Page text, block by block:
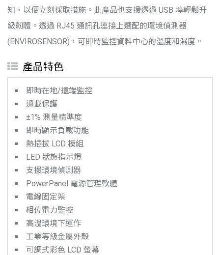
知，以便立刻採取措施。此產品也支援透過 USB 埠輕鬆升
級韌體。透過 RJ45 通訊孔連接上選配的環境偵測器
(ENVIROSENSOR)，可即時監控資料中心的溫度和濕度。
產品特色
即時在地/遠端監控
過載保護
±1% 測量精準度
即時顯示負載功能
熱插拔 LCD 模組
LED 狀態指示燈
支援環境偵測器
PowerPanel 電源管理軟體
電線固定架
相位電力監控
高溫環境下運作
工業等級金屬外殼
可調式彩色 LCD 螢幕